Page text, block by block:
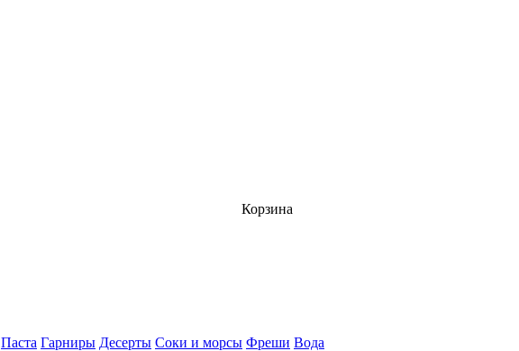
Корзина
Паста Гарниры Десерты Соки и морсы Фреши Вода